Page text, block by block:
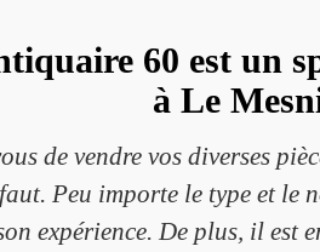
60 est un
à Le
de vendre vos diverses
Peu importe le type et le
expérience. De plus, il est